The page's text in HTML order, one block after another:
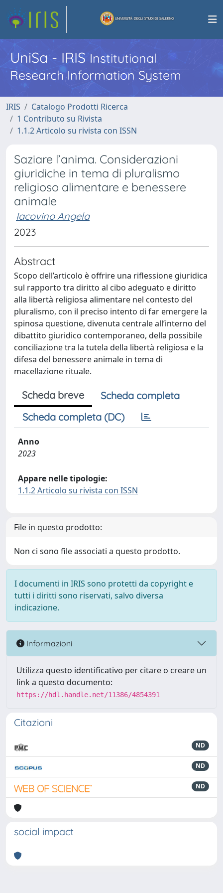
UniSa - IRISInstitutional
Research Information System
IRIS
Catalogo Prodotti Ricerca
1 Contributo su Rivista
1.1.2 Articolo su rivista con ISSN
Saziare l’anima. Considerazioni
giuridiche in tema di pluralismo
religioso alimentare e benessere
animale
Iacovino Angela
2023
Abstract
Scopo dell’articolo è offrire una riflessione giuridica
sul rapporto tra diritto al cibo adeguato e diritto
alla libertà religiosa alimentare nel contesto del
pluralismo, con il preciso intento di far emergere la
spinosa questione, divenuta centrale all’interno del
dibattito giuridico contemporaneo, della possibile
conciliazione tra la tutela della libertà religiosa e la
difesa del benessere animale in tema di
macellazione rituale.
Scheda breve
Scheda completa
Scheda completa (DC)
Anno
2023
Appare nelle tipologie:
1.1.2 Articolo su rivista con ISSN
File in questo prodotto:
Non ci sono file associati a questo prodotto.
I documenti in IRIS sono protetti da copyright e
tutti i diritti sono riservati, salvo diversa
indicazione.
Informazioni
Utilizza questo identificativo per citare o creare un
link a questo documento:
https://hdl.handle.net/11386/4854391
Citazioni
ND
ND
ND
social impact